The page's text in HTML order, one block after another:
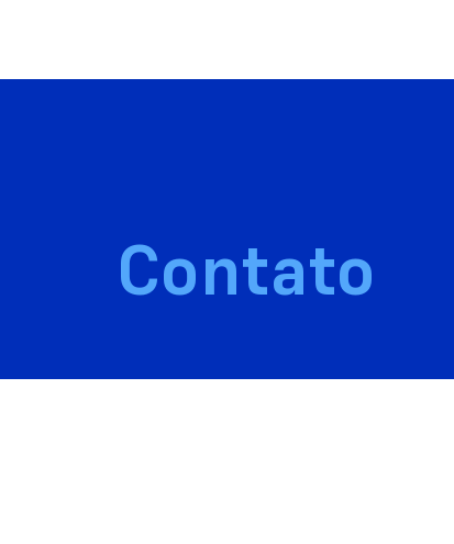
Contato